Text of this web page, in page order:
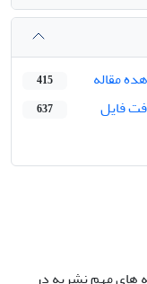
مقاله
415
فایل
637